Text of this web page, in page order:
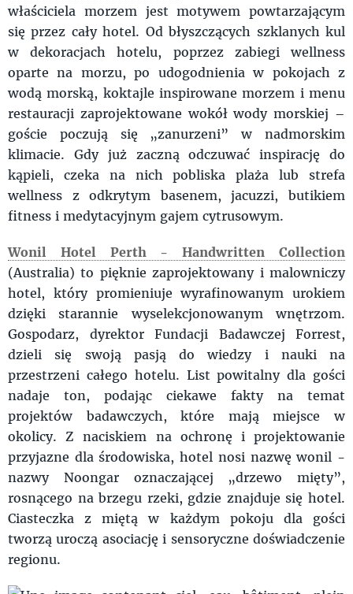
właściciela morzem jest motywem powtarzającym
się przez cały hotel. Od błyszczących szklanych kul
w dekoracjach hotelu, poprzez zabiegi wellness
oparte na morzu, po udogodnienia w pokojach z
wodą morską, koktajle inspirowane morzem i menu
restauracji zaprojektowane wokół wody morskiej –
goście poczują się „zanurzeni” w nadmorskim
klimacie. Gdy już zaczną odczuwać inspirację do
kąpieli, czeka na nich pobliska plaża lub strefa
wellness z odkrytym basenem, jacuzzi, butikiem
fitness i medytacyjnym gajem cytrusowym.
Wonil Hotel Perth - Handwritten Collection
(Australia) to pięknie zaprojektowany i malowniczy
hotel, który promieniuje wyrafinowanym urokiem
dzięki starannie wyselekcjonowanym wnętrzom.
Gospodarz, dyrektor Fundacji Badawczej Forrest,
dzieli się swoją pasją do wiedzy i nauki na
przestrzeni całego hotelu. List powitalny dla gości
nadaje ton, podając ciekawe fakty na temat
projektów badawczych, które mają miejsce w
okolicy. Z naciskiem na ochronę i projektowanie
przyjazne dla środowiska, hotel nosi nazwę wonil -
nazwy Noongar oznaczającej „drzewo mięty”,
rosnącego na brzegu rzeki, gdzie znajduje się hotel.
Ciasteczka z miętą w każdym pokoju dla gości
tworzą uroczą asociację i sensoryczne doświadczenie
regionu.